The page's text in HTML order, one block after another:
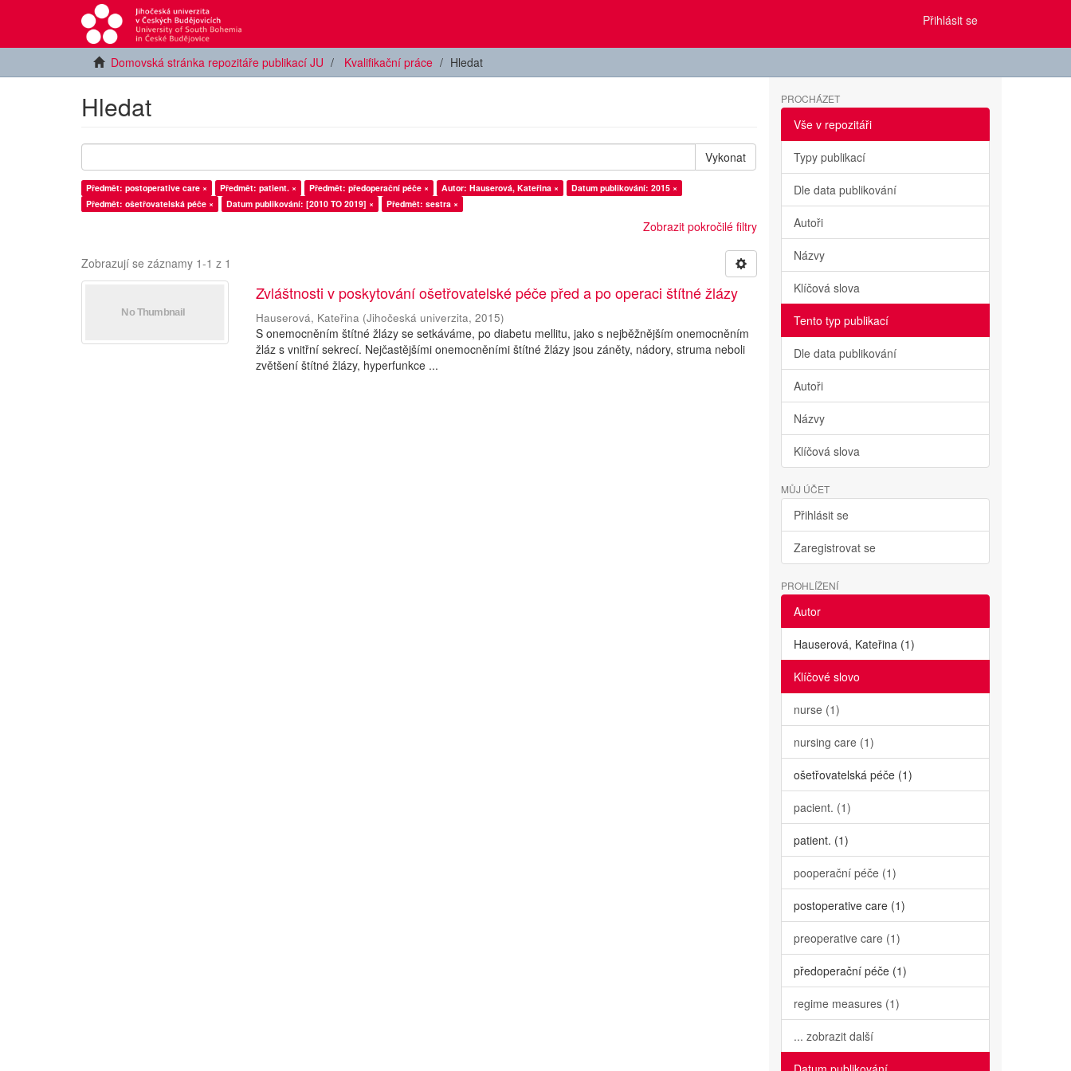
Přihlásit se
Domovská stránka repozitáře publikací JU Kvalifikační práce Hledat
Hledat
Vykonat
Předmět: postoperative care × Předmět: patient. × Předmět: předoperační péče × Autor: Hauserová, Kateřina ×
Datum publikování: 2015 ×
Předmět: ošetřovatelská péče ×
Datum publikování: [2010 TO 2019] × Předmět: sestra ×
Zobrazit pokročilé filtry
Zobrazují se záznamy 1-1 z 1
Zvláštnosti v poskytování ošetřovatelské péče před a po operaci štítné žlázy
Hauserová, Kateřina (Jihočeská univerzita,2015)
S onemocněním štítné žlázy se setkáváme, po diabetu mellitu, jako s nejběžnějším onemocněním
žláz s vnitřní sekrecí. Nejčastějšími onemocněními štítné žlázy jsou záněty, nádory, struma neboli
zvětšení štítné žlázy, hyperfunkce ...
PROCHÁZET
Vše v repozitáři
Typy publikací
Dle data publikování
Autoři
Názvy
Klíčová slova
Tento typ publikací
Dle data publikování
Autoři
Názvy
Klíčová slova
MŮJ ÚČET
Přihlásit se
Zaregistrovat se
PROHLÍŽENÍ
Autor
Hauserová, Kateřina (1)
Klíčové slovo
nurse (1)
nursing care (1)
ošetřovatelská péče (1)
pacient. (1)
patient. (1)
pooperační péče (1)
postoperative care (1)
preoperative care (1)
předoperační péče (1)
regime measures (1)
... zobrazit další